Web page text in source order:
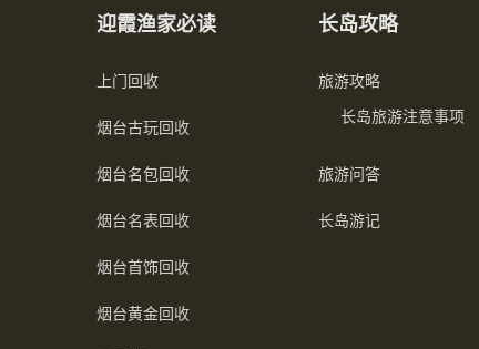
迎霞渔家必读
上门回收
烟台古玩回收
烟台名包回收
烟台名表回收
烟台首饰回收
烟台黄金回收
长岛攻略
旅游攻略
长岛旅游注意事项
旅游问答
长岛游记